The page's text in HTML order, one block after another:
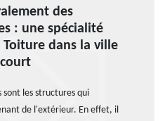
des
: une spécialité
Toiture dans la ville
sont les structures qui
de l'extérieur. En effet, il